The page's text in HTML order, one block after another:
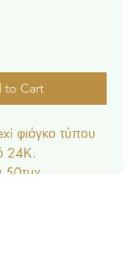
to Cart
φιόγκο τύπου
24Κ.
50τμχ